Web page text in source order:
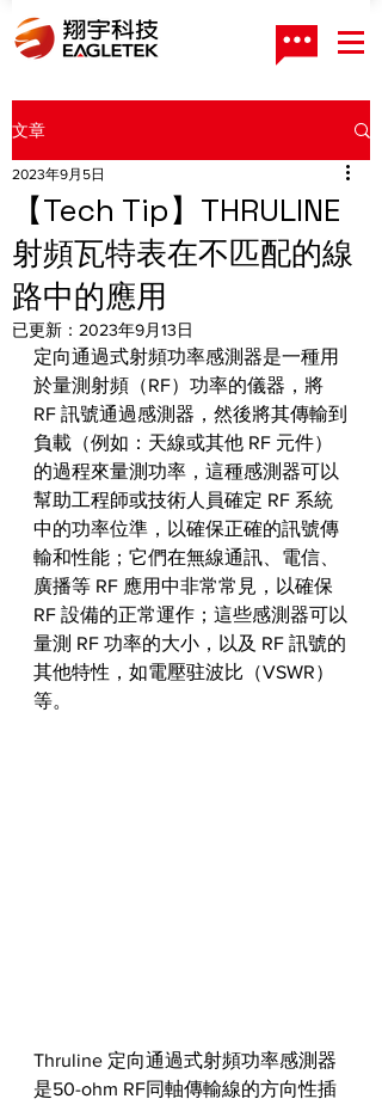
文章
【Tech Tip】THRULINE
射頻瓦特表在不匹配的線
路中的應用
2023年9月5日
已更新： 2023年9月13日
定向通過式射頻功率感測器是一種用
於量測射頻（RF）功率的儀器，將
RF 訊號通過感測器，然後將其傳輸到
負載（例如：天線或其他 RF 元件）
的過程來量測功率，這種感測器可以
幫助工程師或技術人員確定 RF 系統
中的功率位準，以確保正確的訊號傳
輸和性能；它們在無線通訊、電信、
廣播等 RF 應用中非常常見，以確保
RF 設備的正常運作；這些感測器可以
量測 RF 功率的大小，以及 RF 訊號的
其他特性，如電壓驻波比（VSWR）
等。
Thruline 定向通過式射頻功率感測器
是50-ohm RF同軸傳輸線的方向性插